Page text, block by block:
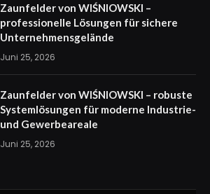
Zaunfelder von WIŚNIOWSKI –
professionelle Lösungen für sichere
Unternehmensgelände
Juni 25, 2026
Zaunfelder von WIŚNIOWSKI – robuste
Systemlösungen für moderne Industrie-
und Gewerbeareale
Juni 25, 2026